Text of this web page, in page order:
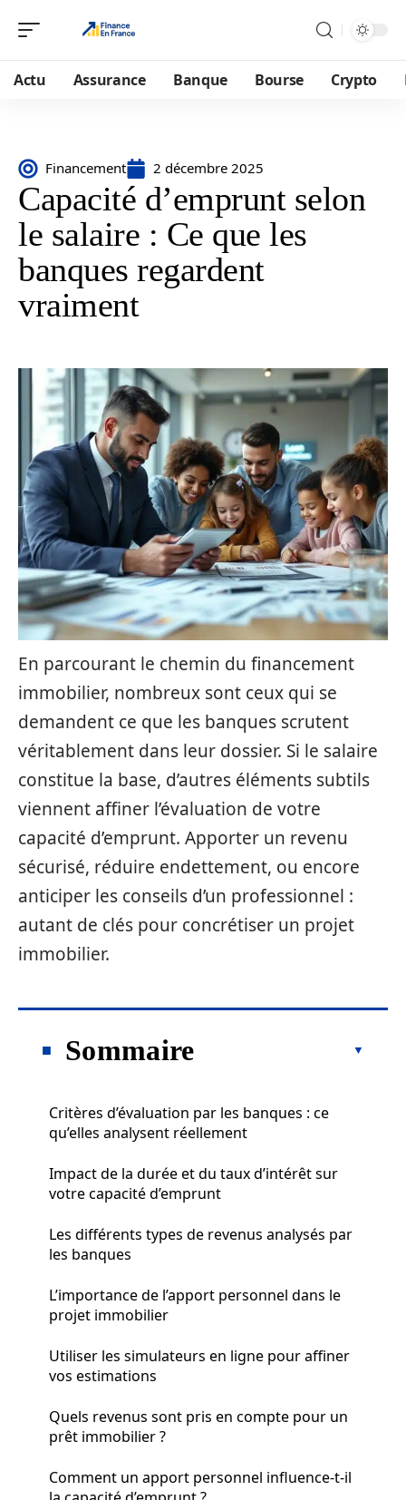
Actu Assurance Banque Bourse Crypto
Financement 2 décembre 2025
Capacité d’emprunt selon
le salaire : Ce que les
banques regardent
vraiment
En parcourant le chemin du financement
immobilier, nombreux sont ceux qui se
demandent ce que les banques scrutent
véritablement dans leur dossier. Si le salaire
constitue la base, d’autres éléments subtils
viennent affiner l’évaluation de votre
capacité d’emprunt. Apporter un revenu
sécurisé, réduire endettement, ou encore
anticiper les conseils d’un professionnel :
autant de clés pour concrétiser un projet
immobilier.
Sommaire
Critères d’évaluation par les banques : ce
qu’elles analysent réellement
Impact de la durée et du taux d’intérêt sur
votre capacité d’emprunt
Les différents types de revenus analysés par
les banques
L’importance de l’apport personnel dans le
projet immobilier
Utiliser les simulateurs en ligne pour affiner
vos estimations
Quels revenus sont pris en compte pour un
prêt immobilier ?
Comment un apport personnel influence-t-il